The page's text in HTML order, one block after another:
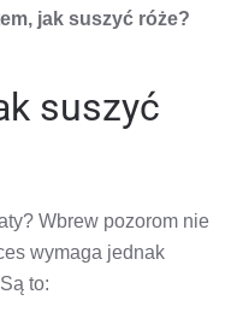
jak suszyć róże?
suszyć
Wbrew pozorom nie
wymaga jednak
to: